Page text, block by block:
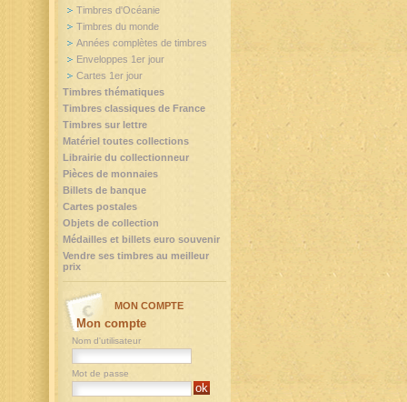
Timbres d'Océanie
Timbres du monde
Années complètes de timbres
Enveloppes 1er jour
Cartes 1er jour
Timbres thématiques
Timbres classiques de France
Timbres sur lettre
Matériel toutes collections
Librairie du collectionneur
Pièces de monnaies
Billets de banque
Cartes postales
Objets de collection
Médailles et billets euro souvenir
Vendre ses timbres au meilleur
prix
MON COMPTE
Mon compte
Nom d'utilisateur
Mot de passe